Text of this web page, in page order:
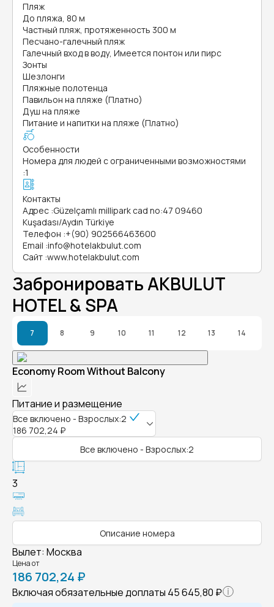
Пляж
До пляжа, 80 м
Частный пляж, протяженность 300 м
Песчано-галечный пляж
Галечный вход в воду, Имеется понтон или пирс
Зонты
Шезлонги
Пляжные полотенца
Павильон на пляже (Платно)
Душ на пляже
Питание и напитки на пляже (Платно)
Особенности
Номера для людей с ограниченными возможностями
:1
Контакты
Адрес :Güzelçamlı millipark cad no:47 09460
Kuşadası/Aydın Türkiye
Телефон :+(90) 902566463600
Email :info@hotelakbulut.com
Сайт :www.hotelakbulut.com
Забронировать AKBULUT
HOTEL & SPA
7 8 9 10 11 12 13 14
Economy Room Without Balcony
Питание и размещение
Все включено - Взрослых:2
186 702,24 ₽
Все включено - Взрослых:2
3
Описание номера
Вылет: Москва
Цена от
186 702,24 ₽
Включая обязательные доплаты 45 645,80 ₽